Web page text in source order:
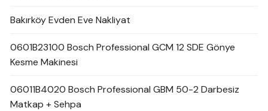
Bakırköy Evden Eve Nakliyat
0601B23100 Bosch Professional GCM 12 SDE Gönye
Kesme Makinesi
06011B4020 Bosch Professional GBM 50-2 Darbesiz
Matkap + Sehpa